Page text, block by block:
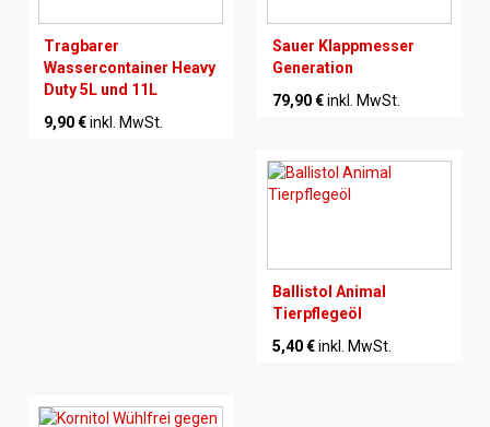
Tragbarer
Wassercontainer Heavy
Duty 5L und 11L
9,90 €inkl. MwSt.
Sauer Klappmesser
Generation
79,90 €inkl. MwSt.
Ballistol Animal
Tierpflegeöl
5,40 €inkl. MwSt.